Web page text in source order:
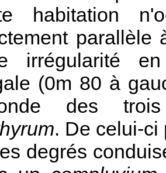
habitation
irrégularité
(0m 80 à
des
. De celui-ci
degrés